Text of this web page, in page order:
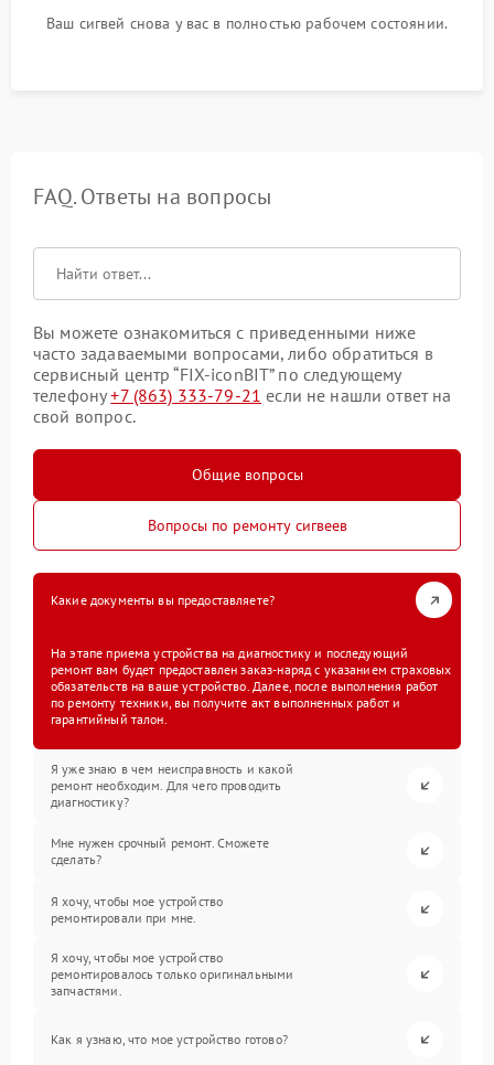
Ваш сигвей снова у вас в полностью рабочем состоянии.
FAQ. Ответы на вопросы
Вы можете ознакомиться с приведенными ниже
часто задаваемыми вопросами, либо обратиться в
сервисный центр “FIX-iconBIT” по следующему
телефону+7 (863) 333-79-21 если не нашли ответ на
свой вопрос.
Общие вопросы
Вопросы по ремонту сигвеев
Какие документы вы предоставляете?
На этапе приема устройства на диагностику и последующий
ремонт вам будет предоставлен заказ-наряд с указанием страховых
обязательств на ваше устройство. Далее, после выполнения работ
по ремонту техники, вы получите акт выполненных работ и
гарантийный талон.
Я уже знаю в чем неисправность и какой
ремонт необходим. Для чего проводить
диагностику?
Мне нужен срочный ремонт. Сможете
сделать?
Я хочу, чтобы мое устройство
ремонтировали при мне.
Я хочу, чтобы мое устройство
ремонтировалось только оригинальными
запчастями.
Как я узнаю, что мое устройство готово?